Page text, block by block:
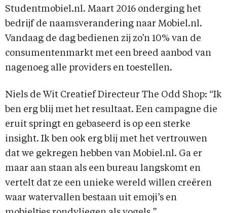
Studentmobiel.nl. Maart 2016 onderging het
bedrijf de naamsverandering naar Mobiel.nl.
Vandaag de dag bedienen zij zo’n 10% van de
consumentenmarkt met een breed aanbod van
nagenoeg alle providers en toestellen.
Niels de Wit Creatief Directeur The Odd Shop: “Ik
ben erg blij met het resultaat. Een campagne die
eruit springt en gebaseerd is op een sterke
insight. Ik ben ook erg blij met het vertrouwen
dat we gekregen hebben van Mobiel.nl. Ga er
maar aan staan als een bureau langskomt en
vertelt dat ze een unieke wereld willen creëren
waar watervallen bestaan uit emoji’s en